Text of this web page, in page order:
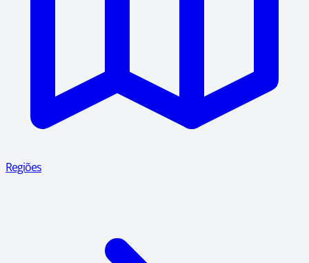
Regiões